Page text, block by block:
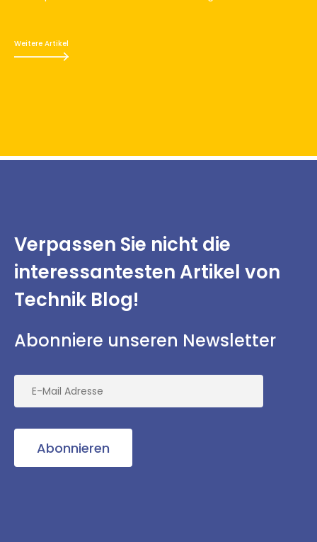
Weitere Artikel
Verpassen Sie nicht die
interessantestenArtikel von
Technik Blog!
Abonniere unseren Newsletter
Abonnieren